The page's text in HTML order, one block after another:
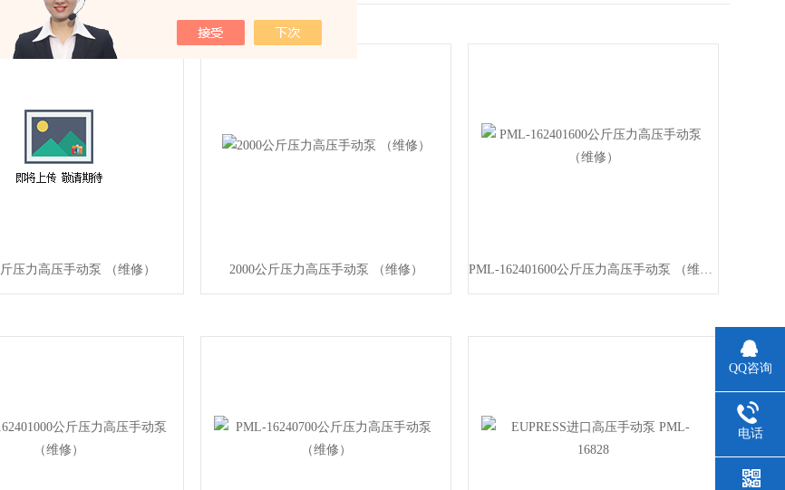
压力高压手动泵 （维修） 2000公斤压力高压手动泵 （维修） PML-162401600公斤压力高压手动泵 （维修）
QQ咨询
电话